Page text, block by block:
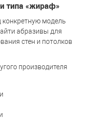
типа «жираф»
модель
абразивы для
стен и потолков
производителя